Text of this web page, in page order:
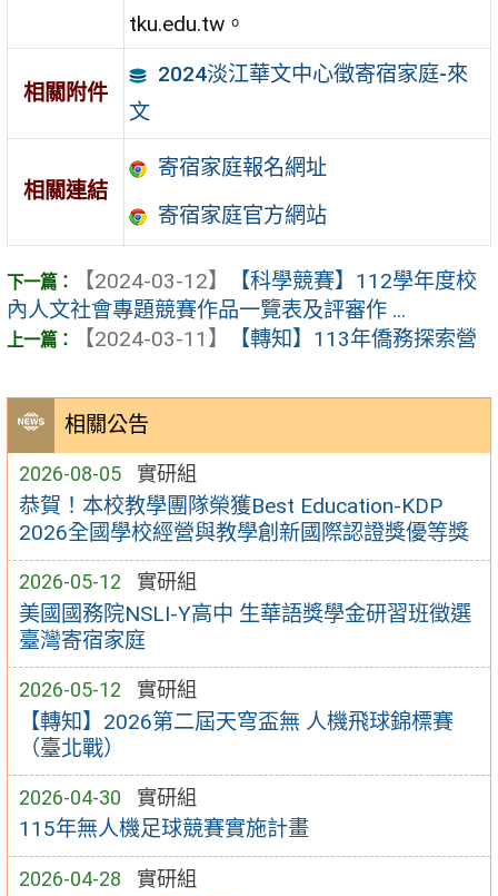
相關公告
2026-08-05 實研組
恭賀！本校教學團隊榮獲Best Education-KDP
2026全國學校經營與教學創新國際認證獎優等獎
2026-05-12 實研組
美國國務院NSLI-Y高中 生華語獎學金研習班徵選
臺灣寄宿家庭
2026-05-12 實研組
【轉知】2026第二屆天穹盃無 人機飛球錦標賽
（臺北戰）
2026-04-30 實研組
115年無人機足球競賽實施計畫
2026-04-28 實研組
tku.edu.tw。
相關附件
2024淡江華文中心徵寄宿家庭-來
文
相關連結
寄宿家庭報名網址
寄宿家庭官方網站
【2024-03-12】
【科學競賽】112學年度校
內人文社會專題競賽作品一覽表及評審作 ...
【2024-03-11】
【轉知】113年僑務探索營